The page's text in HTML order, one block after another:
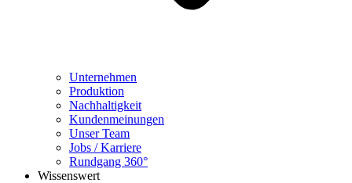
Unternehmen
Produktion
Nachhaltigkeit
Kundenmeinungen
Unser Team
Jobs / Karriere
Rundgang 360°
Wissenswert